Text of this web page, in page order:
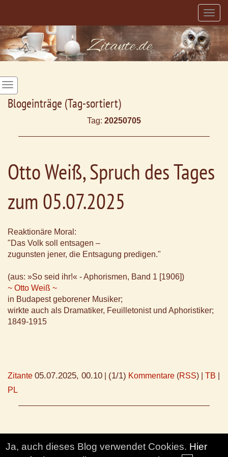
Blogeinträge (Tag-sortiert)
Tag: 20250705
Otto Weiß, Spruch des Tages
zum 05.07.2025
Reaktionäre Moral:
"Das Volk soll entsagen –
zugunsten jener, die Entsagung predigen."
(aus: »So seid ihr!« - Aphorismen, Band 1 [1906])
~ Otto Weiß ~
in Budapest geborener Musiker;
wirkte auch als Dramatiker, Feuilletonist und Aphoristiker;
1849-1915
Zitante 05.07.2025, 00.10 (1/1) Kommentare (RSS) | TB
PL
Ja, auch dieses Blog verwendet Cookies. Hier